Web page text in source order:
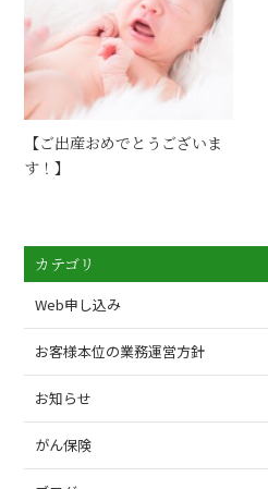
【ご出産おめでとうございま
す！】
カテゴリ
Web申し込み
お客様本位の業務運営方針
お知らせ
がん保険